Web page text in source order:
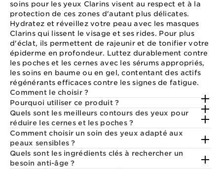
soins pour les yeux Clarins visent au respect et à la
protection de ces zones d'autant plus délicates.
Hydratez et réveillez votre peau avec les masques
Clarins qui lissent le visage et ses rides. Pour plus
d'éclat, ils permettent de rajeunir et de tonifier votre
épiderme en profondeur. Luttez durablement contre
les poches et les cernes avec les sérums appropriés,
les soins en baume ou en gel, contentant des actifs
régénérants efficaces contre les signes de fatigue.
Comment le choisir ?
Pourquoi utiliser ce produit ?
Quels sont les meilleurs contours des yeux pour
réduire les cernes et les poches ?
Comment choisir un soin des yeux adapté aux
peaux sensibles ?
Quels sont les ingrédients clés à rechercher un
besoin anti-âge ?